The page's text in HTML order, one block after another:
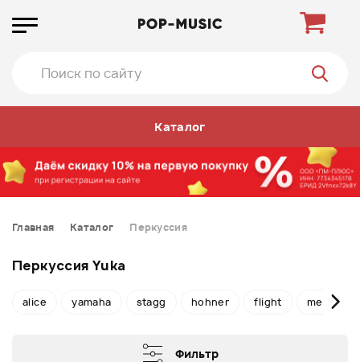
Каталог
Главная Каталог Перкуссия
Перкуссия Yuka
alice yamaha stagg hohner flight meinl
Фильтр